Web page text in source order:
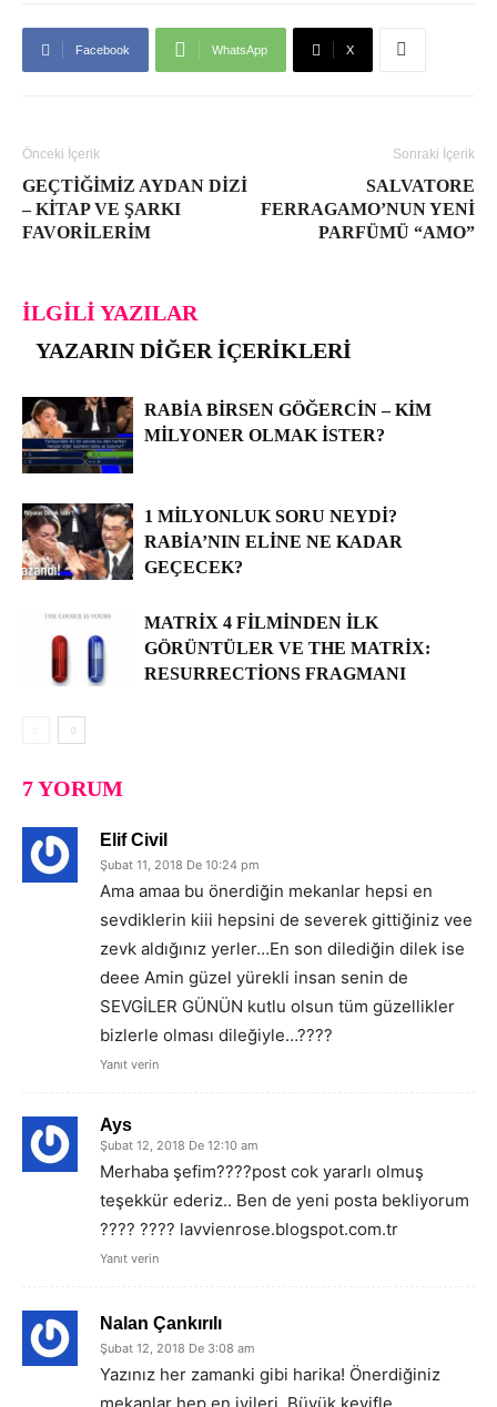
Facebook WhatsApp X
Önceki İçerik
GEÇTIĞIMIZ AYDAN DIZI
– KITAP VE ŞARKI
FAVORILERIM
Sonraki İçerik
SALVATORE
FERRAGAMO’NUN YENI
PARFÜMÜ “AMO”
İLGILI YAZILAR
YAZARIN DIĞER İÇERIKLERI
RABIA BIRSEN GÖĞERCIN – KIM
MILYONER OLMAK İSTER?
1 MILYONLUK SORU NEYDI?
RABIA’NIN ELINE NE KADAR
GEÇECEK?
MATRIX 4 FILMINDEN İLK
GÖRÜNTÜLER VE THE MATRIX:
RESURRECTIONS FRAGMANI
7 YORUM
Elif Civil
Şubat 11, 2018 De 10:24 pm
Ama amaa bu önerdiğin mekanlar hepsi en
sevdiklerin kiii hepsini de severek gittiğiniz vee
zevk aldığınız yerler…En son dilediğin dilek ise
deee Amin güzel yürekli insan senin de
SEVGİLER GÜNÜN kutlu olsun tüm güzellikler
bizlerle olması dileğiyle…????
Yanıt verin
Ays
Şubat 12, 2018 De 12:10 am
Merhaba şefim????post cok yararlı olmuş
teşekkür ederiz.. Ben de yeni posta bekliyorum
???? ???? lavvienrose.blogspot.com.tr
Yanıt verin
Nalan Çankırılı
Şubat 12, 2018 De 3:08 am
Yazınız her zamanki gibi harika! Önerdiğiniz